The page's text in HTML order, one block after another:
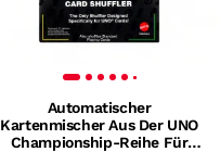
Automatischer
Kartenmischer Aus Der UNO
Championship-Reihe Für